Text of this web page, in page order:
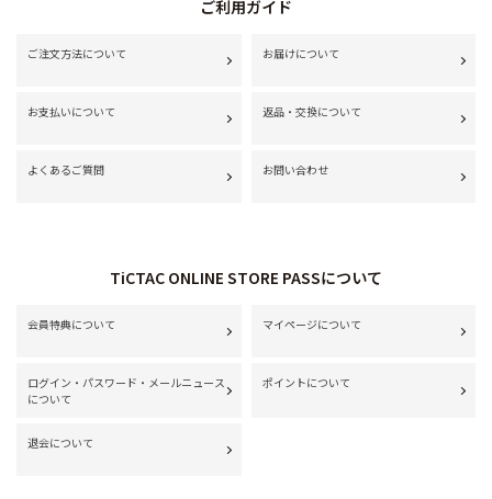
ご利用ガイド
ご注文方法について お届けについて
お支払いについて 返品・交換について
よくあるご質問 お問い合わせ
TiCTAC ONLINE STORE PASSについて
会員特典について マイページについて
ログイン・パスワード・メールニュース
について
ポイントについて
退会について